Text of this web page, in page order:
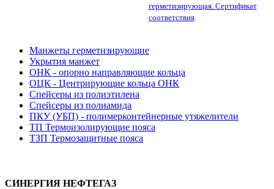
герметизирующая. Сертификат
соответствия.
Манжеты герметизирующие
Укрытия манжет
ОНК - опорно направляющие кольца
ОЦК - Центрирующие кольца ОНК
Спейсеры из полиэтилена
Спейсеры из полиамида
ПКУ (УБП) - полимерконтейнерные утяжелители
ТП Термоизолирующие пояса
ТЗП Термозащитные пояса
СИНЕРГИЯ НЕФТЕГАЗ